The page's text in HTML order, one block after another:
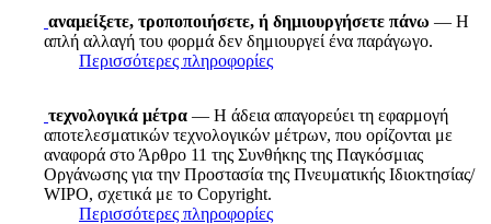
αναμείξετε, τροποποιήσετε, ή δημιουργήσετε πάνω — Η
απλή αλλαγή του φορμά δεν δημιουργεί ένα παράγωγο.
Περισσότερες πληροφορίες
τεχνολογικά μέτρα — Η άδεια απαγορεύει τη εφαρμογή
αποτελεσματικών τεχνολογικών μέτρων, που ορίζονται με
αναφορά στο Άρθρο 11 της Συνθήκης της Παγκόσμιας
Οργάνωσης για την Προστασία της Πνευματικής Ιδιοκτησίας/
WIPO, σχετικά με το Copyright.
Περισσότερες πληροφορίες